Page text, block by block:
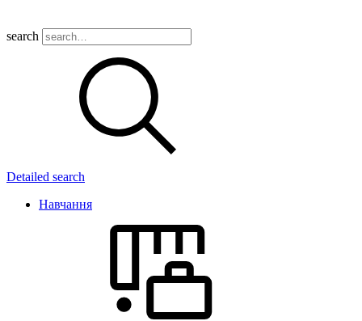
search
Detailed search
Навчання